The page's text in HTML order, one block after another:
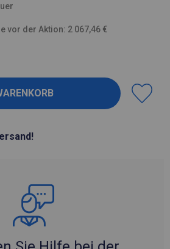
vor der Aktion: 2 067,46 €